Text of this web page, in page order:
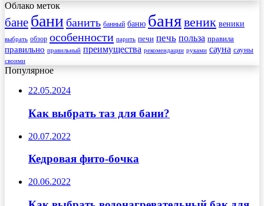
Облако меток
бане бани банить банный баню банявеник веники
выбрать обзор особенности парить печи печь польза правила
правильно правильный преимущества рекомендации руками сауна сауны
своими
Популярное
22.05.2024
Как выбрать таз для бани?
20.07.2022
Кедровая фито-бочка
20.06.2022